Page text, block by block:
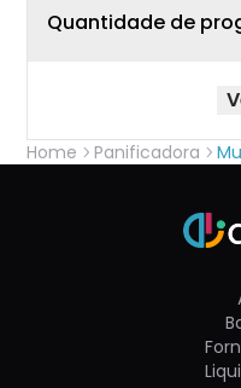
Quantidade de
Home Panificadora